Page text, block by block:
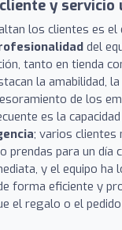
y servicio
los clientes es el
del
tanto en tienda
la amabilidad, la
de los
es la
; varios clientes
prendas para un día
y el equipo ha
forma eficiente y
el regalo o el